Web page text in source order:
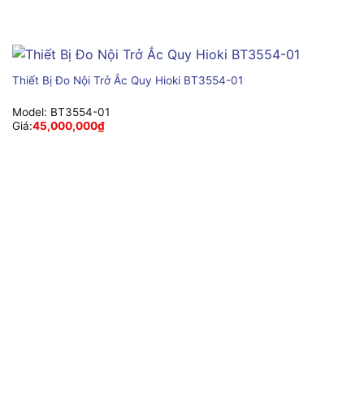
Thiết Bị Đo Nội Trở Ắc Quy Hioki BT3554-01
Model: BT3554-01
Giá:45,000,000₫